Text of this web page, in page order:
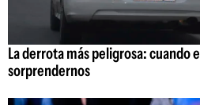
La derrota más peligrosa: cuando
sorprendernos